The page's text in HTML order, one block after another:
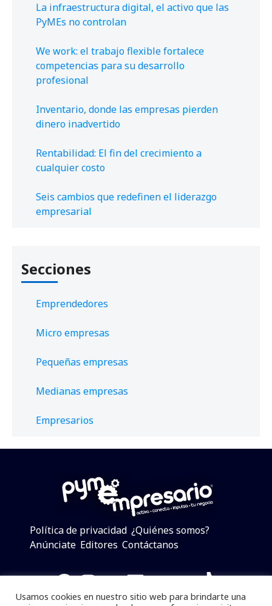
La infraestructura digital, el activo que las
PyMEs no controlan
We work: el trabajo flexible fortalece
competencias para su desarrollo
profesional
Inventario, donde las empresas pierden
dinero inadvertido
Rentabilidad: El fin del crecimiento a
cualquier costo
Seis cambios que redefinen el liderazgo
empresarial
Secciones
Emprendedores
Micro empresas
Pequeñas empresas
Medianas empresas
Empresarios
Política de privacidad ¿Quiénes somos?
Anúnciate Editores Contáctanos
Facebook
Instagram
Twitter
LinkedIn
Telegram
YouTube
TikTok
Usamos cookies en nuestro sitio web para brindarte una